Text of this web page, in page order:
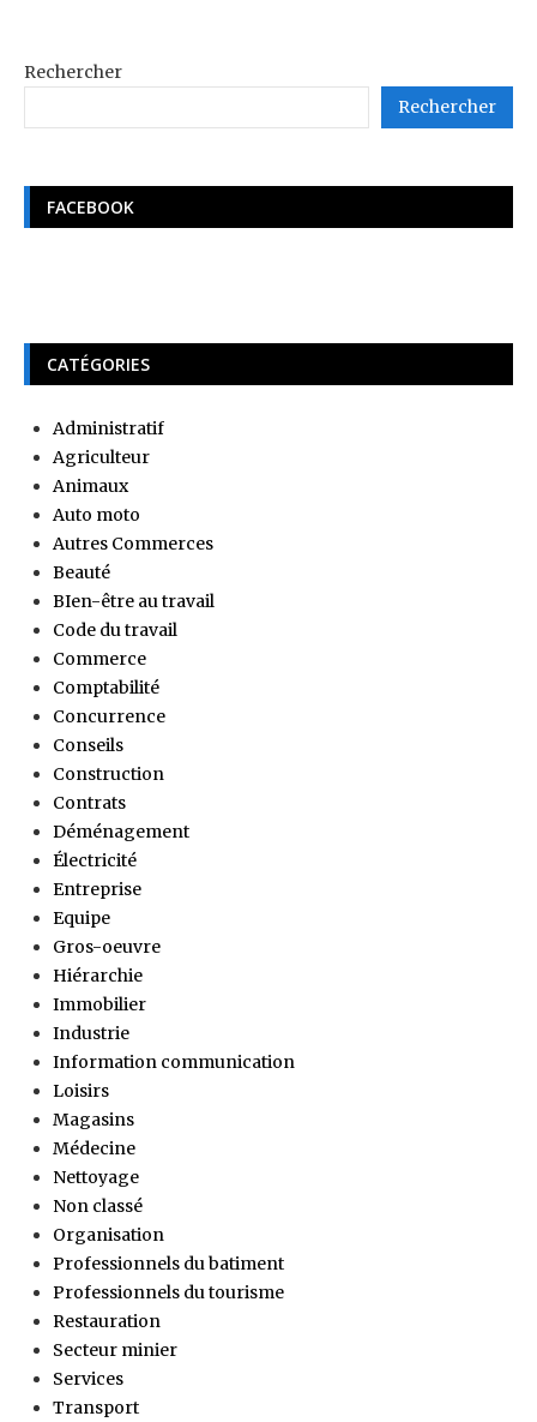
Rechercher
Rechercher
FACEBOOK
CATÉGORIES
Administratif
Agriculteur
Animaux
Auto moto
Autres Commerces
Beauté
BIen-être au travail
Code du travail
Commerce
Comptabilité
Concurrence
Conseils
Construction
Contrats
Déménagement
Électricité
Entreprise
Equipe
Gros-oeuvre
Hiérarchie
Immobilier
Industrie
Information communication
Loisirs
Magasins
Médecine
Nettoyage
Non classé
Organisation
Professionnels du batiment
Professionnels du tourisme
Restauration
Secteur minier
Services
Transport